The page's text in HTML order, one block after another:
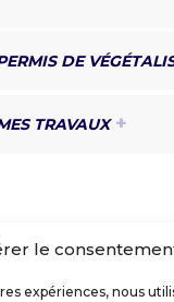
le
expériences, nous
DE
TRAVAUX